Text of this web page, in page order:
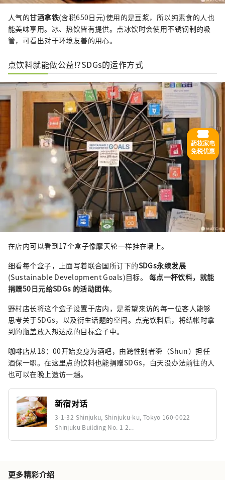
人气的甘酒拿铁(含税650日元)使用的是豆浆，所以纯素食的人也
能美味享用。冰、热饮皆有提供。点冰饮时会使用不锈钢制的吸
管，可看出对于环境友善的用心。
点饮料就能做公益!?SDGs的运作方式
在店内可以看到17个盒子像摩天轮一样挂在墙上。
细看每个盒子，上面写着联合国所订下的SDGs永续发展
(Sustainable Development Goals)目标。 每点一杯饮料，就能
捐赠50日元给SDGs 的活动团体。
野村店长将这个盒子设置于店内，是希望来访的每一位客人能够
思考关于SDGs，以及衍生话题的空间。点完饮料后，将结帐时拿
到的瓶盖放入想达成的目标盒子中。
咖啡店从18：00开始变身为酒吧，由跨性别者瞬（Shun）担任
酒保一职。在这里点的饮料也能捐赠SDGs，白天没办法前往的人
也可以在晚上造访一趟。
新宿对话
3-1-32 Shinjuku, Shinjuku-ku, Tokyo 160-0022
Shinjuku Building No. 1 2...
更多精彩介绍
药妆家电
免税优惠